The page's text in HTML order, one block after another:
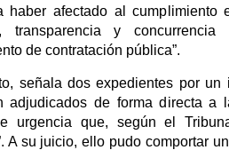
haber afectado al cumplimiento
transparencia y
de contratación pública”.
señala dos expedientes por
adjudicados de forma directa a
urgencia que, según el
A su juicio, ello pudo comportar